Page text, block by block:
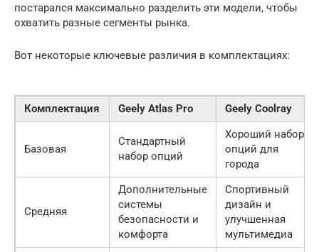
постарался максимально разделить эти модели, чтобы
охватить разные сегменты рынка.
Вот некоторые ключевые различия в комплектациях:
Комплектация Geely Atlas Pro Geely Coolray
Базовая
Стандартный
набор опций
Хороший набор
опций для
города
Средняя
Дополнительные
системы
безопасности и
комфорта
Спортивный
дизайн и
улучшенная
мультимедиа